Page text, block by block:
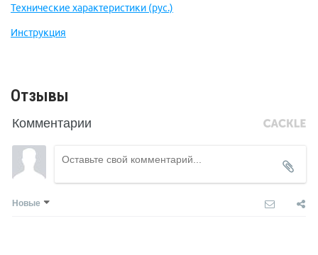
Технические характеристики (рус.)
Инструкция
Отзывы
Комментарии
Новые